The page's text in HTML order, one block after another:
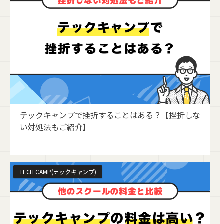
2026/7/28
テックキャンプで挫折することはある？【挫折しな
い対処法もご紹介】
TECH CAMP(テックキャンプ)